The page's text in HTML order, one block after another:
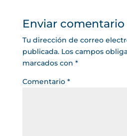
Enviar comentario
Tu dirección de correo
publicada. Los campos
marcados con *
Comentario *